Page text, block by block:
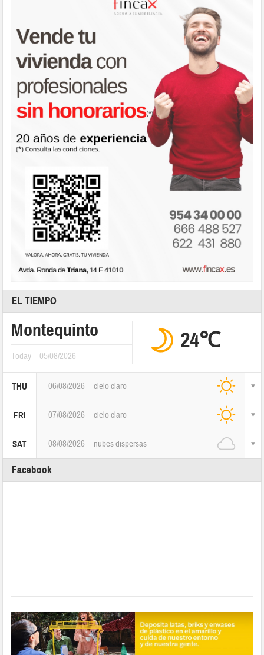
EL TIEMPO
Montequinto
Today 05/08/2026
24℃
THU 06/08/2026 cielo claro
FRI 07/08/2026 cielo claro
SAT 08/08/2026 nubes dispersas
Facebook